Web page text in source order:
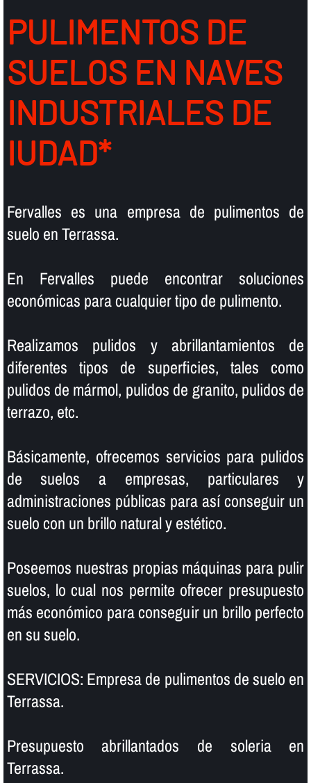
PULIMENTOS DE
SUELOS EN NAVES
INDUSTRIALES DE
IUDAD*
Fervalles es una empresa de pulimentos de
suelo en Terrassa.
En Fervalles puede encontrar soluciones
económicas para cualquier tipo de pulimento.
Realizamos pulidos y abrillantamientos de
diferentes tipos de superficies, tales como
pulidos de mármol, pulidos de granito, pulidos de
terrazo, etc.
Básicamente, ofrecemos servicios para pulidos
de suelos a empresas, particulares y
administraciones públicas para así­ conseguir un
suelo con un brillo natural y estético.
Poseemos nuestras propias máquinas para pulir
suelos, lo cual nos permite ofrecer presupuesto
más económico para conseguir un brillo perfecto
en su suelo.
SERVICIOS: Empresa de pulimentos de suelo en
Terrassa.
Presupuesto abrillantados de soleria en
Terrassa.